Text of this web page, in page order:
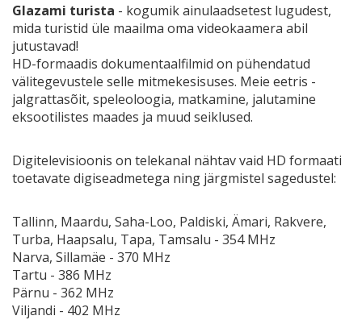
Glazami turista - kogumik ainulaadsetest lugudest,
mida turistid üle maailma oma videokaamera abil
jutustavad!
HD-formaadis dokumentaalfilmid on pühendatud
välitegevustele selle mitmekesisuses. Meie eetris -
jalgrattasõit, speleoloogia, matkamine, jalutamine
eksootilistes maades ja muud seiklused.
Digitelevisioonis on telekanal nähtav vaid HD formaati
toetavate digiseadmetega ning järgmistel sagedustel:
Tallinn, Maardu, Saha-Loo, Paldiski, Ämari, Rakvere,
Turba, Haapsalu, Tapa, Tamsalu - 354 MHz
Narva, Sillamäe - 370 MHz
Tartu - 386 MHz
Pärnu - 362 MHz
Viljandi - 402 MHz